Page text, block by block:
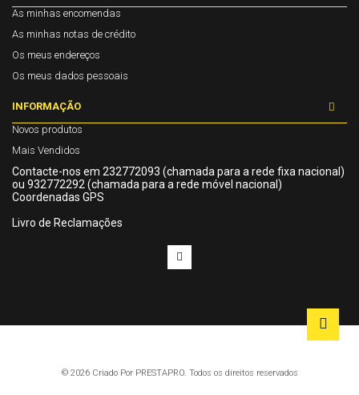
As minhas encomendas
As minhas notas de crédito
Os meus endereços
Os meus dados pessoais
INFORMAÇÃO
Novos produtos
Mais Vendidos
Contacte-nos em 232772093 (chamada para a rede fixa nacional)
ou 932772292 (chamada para a rede móvel nacional)
Coordenadas GPS
Livro de Reclamações
© 2026 Criado Por PRESTAPRO. Todos os direitos reservados